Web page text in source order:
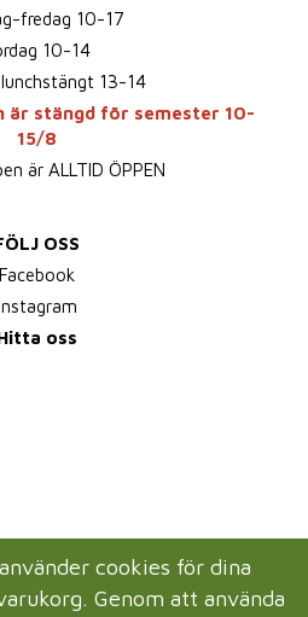
fredag 10-17
10-14
lunchstängt 13-14
är stängd för semester 10-
15/8
är ALLTID ÖPPEN
OSS
Facebook
oss
cookies för dina
Genom att använda